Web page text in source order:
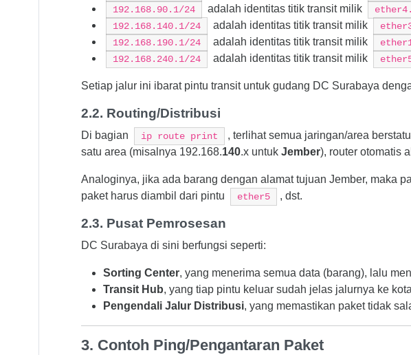
192.168.90.1/24 adalah identitas titik transit milik
192.168.140.1/24
adalah identitas titik transit milik
192.168.190.1/24
adalah identitas titik transit milik
192.168.240.1/24
adalah identitas titik transit milik
Setiap jalur ini ibarat pintu transit untuk gudang DC Surabaya
2.2. Routing/Distribusi
Di bagian ip route print , terlihat semua jaringan/area
satu area (misalnya 192.168.140.x untuk Jember), router otomatis
Analoginya, jika ada barang dengan alamat tujuan Jember, maka
paket harus diambil dari pintu
ether5 , dst.
2.3. Pusat Pemrosesan
DC Surabaya di sini berfungsi seperti:
Sorting Center, yang menerima semua data (barang), lalu
Transit Hub, yang tiap pintu keluar sudah jelas jalurnya ke
Pengendali Jalur Distribusi, yang memastikan paket tidak
3. Contoh Ping/Pengantaran Paket